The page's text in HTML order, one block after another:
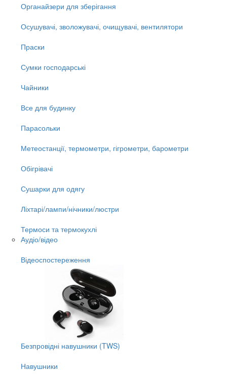
Органайзери для зберігання
Осушувачі, зволожувачі, очищувачі, вентилятори
Праски
Сумки господарські
Чайники
Все для будинку
Парасольки
Метеостанції, термометри, гігрометри, барометри
Обігрівачі
Сушарки для одягу
Ліхтарі/лампи/нічники/люстри
Термоси та термокухлі
Аудіо/відео
Відеоспостереження
Безпровідні навушники (TWS)
Навушники